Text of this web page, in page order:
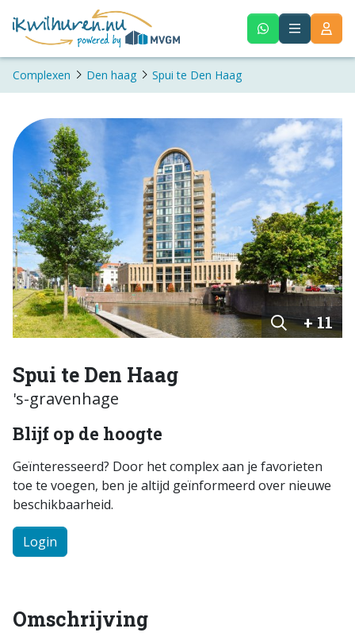
Complexen Den haag Spui te Den Haag
+ 11
Spui te Den Haag
's-gravenhage
Blijf op de hoogte
Geïnteresseerd? Door het complex aan je favorieten
toe te voegen, ben je altijd geïnformeerd over nieuwe
beschikbaarheid.
Login
Omschrijving